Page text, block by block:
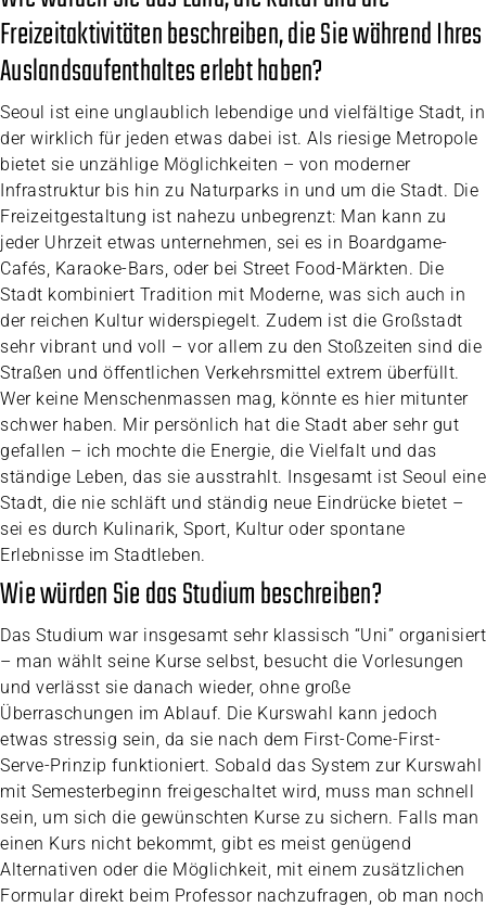
Freizeitaktivitäten beschreiben, die Sie während Ihres
Auslandsaufenthaltes erlebt haben?
Seoul ist eine unglaublich lebendige und vielfältige Stadt, in
der wirklich für jeden etwas dabei ist. Als riesige Metropole
bietet sie unzählige Möglichkeiten – von moderner
Infrastruktur bis hin zu Naturparks in und um die Stadt. Die
Freizeitgestaltung ist nahezu unbegrenzt: Man kann zu
jeder Uhrzeit etwas unternehmen, sei es in Boardgame-
Cafés, Karaoke-Bars, oder bei Street Food-Märkten. Die
Stadt kombiniert Tradition mit Moderne, was sich auch in
der reichen Kultur widerspiegelt. Zudem ist die Großstadt
sehr vibrant und voll – vor allem zu den Stoßzeiten sind die
Straßen und öffentlichen Verkehrsmittel extrem überfüllt.
Wer keine Menschenmassen mag, könnte es hier mitunter
schwer haben. Mir persönlich hat die Stadt aber sehr gut
gefallen – ich mochte die Energie, die Vielfalt und das
ständige Leben, das sie ausstrahlt. Insgesamt ist Seoul eine
Stadt, die nie schläft und ständig neue Eindrücke bietet –
sei es durch Kulinarik, Sport, Kultur oder spontane
Erlebnisse im Stadtleben.
Wie würden Sie das Studium beschreiben?
Das Studium war insgesamt sehr klassisch “Uni” organisiert
– man wählt seine Kurse selbst, besucht die Vorlesungen
und verlässt sie danach wieder, ohne große
Überraschungen im Ablauf. Die Kurswahl kann jedoch
etwas stressig sein, da sie nach dem First-Come-First-
Serve-Prinzip funktioniert. Sobald das System zur Kurswahl
mit Semesterbeginn freigeschaltet wird, muss man schnell
sein, um sich die gewünschten Kurse zu sichern. Falls man
einen Kurs nicht bekommt, gibt es meist genügend
Alternativen oder die Möglichkeit, mit einem zusätzlichen
Formular direkt beim Professor nachzufragen, ob man noch